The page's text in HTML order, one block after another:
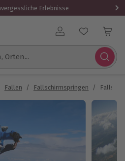
Erlebnisse
Benutzerkonto
Orten...
Fallen / Fallschirmspringen /